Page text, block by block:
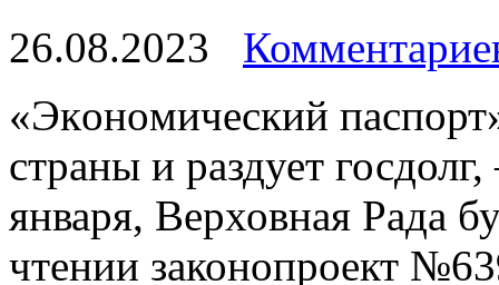
26.08.2023
«Экoнoмичeский
страны и раздует
января, Верховная Рада
чтении законопроект